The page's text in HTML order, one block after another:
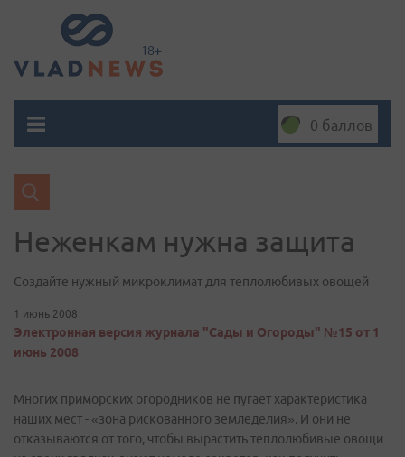
0 баллов
Неженкам нужна защита
Создайте нужный микроклимат для теплолюбивых овощей
1 июнь 2008
Электронная версия журнала "Сады и Огороды" №15 от 1
июнь 2008
Многих приморских огородников не пугает характеристика
наших мест - «зона рискованного земледелия». И они не
отказываются от того, чтобы вырастить теплолюбивые овощи